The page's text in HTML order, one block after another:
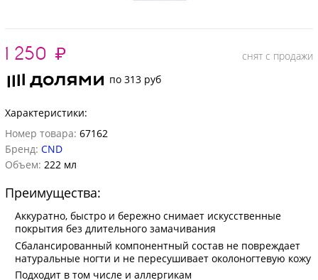
1 250 ₽
снят с продажи
по 313 руб
Характеристики:
Номер товара: 67162
Бренд: CND
Объем: 222 мл
Преимущества:
Аккуратно, быстро и бережно снимает искусственные
покрытия без длительного замачивания
Сбалансированный компонентный состав не повреждает
натуральные ногти и не пересушивает околоногтевую кожу
Подходит в том числе и аллергикам